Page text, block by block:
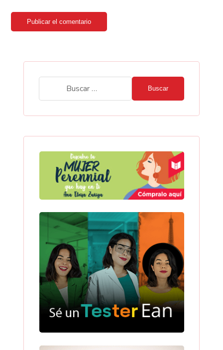
Publicar el comentario
Buscar